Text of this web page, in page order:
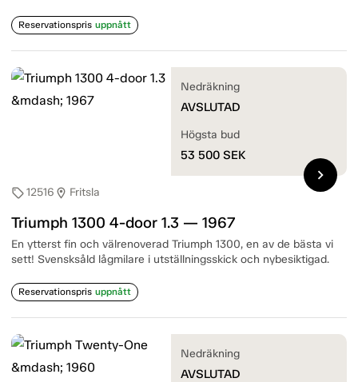
Reservationspris uppnått
sell12516 location_on Fritsla
Triumph 1300 4-door 1.3 — 1967
En ytterst fin och välrenoverad Triumph 1300, en av de bästa vi
sett! Svensksåld lågmilare i utställningsskick och nybesiktigad.
Reservationspris uppnått
Nedräkning
AVSLUTAD
Högsta bud
53 500 SEK
chevron_right
Nedräkning
AVSLUTAD